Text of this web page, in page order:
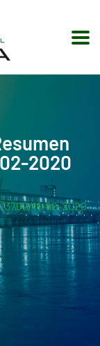
2020
3702/11-02-2020